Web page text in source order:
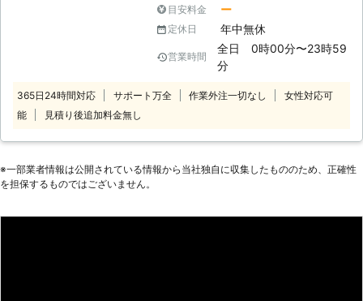
思います。 エンジンに電気を送り込
むときに誤配線をしてしまうと、引火
の危険も伴います。「合同会社エムケ
イ」に頼んでいただけたら、安全にバ
すので、ぜひご利用くださいませ。
応してほしいもの。そんなときこそ、
株式会社メカドッグにお任せくださ
さいたま市を中心とした地域にお住ま
いのお客様に車のバッテリー上がりの
対処や、車検・整備などの車に関する
グのここが強み！】 弊社の強みは、
場であるということ。地方運輸局から
目安料金 ー
定休日 年中無休
営業時間
全日 0時00分〜23時59
分
365日24時間対応 サポート万全 作業外注一切なし
女性対応可
能
見積り後追加料金無し
※⼀部業者情報は公開されている情報から当社独⾃に収集したもののため、正確性
を担保するものではございません。